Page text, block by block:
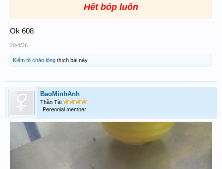
Hết bóp luôn
Ok 608
20/4/26
Kiếm tô cháo lòng thích bài này.
BaoMinhAnh
Thần Tài
Perennial member